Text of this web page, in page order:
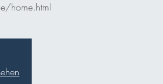
home.html